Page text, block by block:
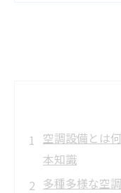
空調設備とは
本知識
多種多様な空